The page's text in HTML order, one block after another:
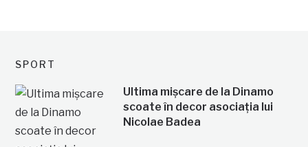
SPORT
Ultima mișcare de la Dinamo
scoate în decor asociația lui
Nicolae Badea